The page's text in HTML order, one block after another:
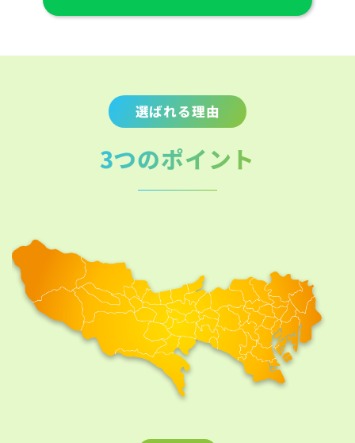
選ばれる理由
3つのポイント